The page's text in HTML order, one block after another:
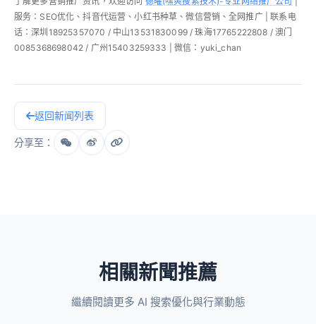
服务：SEO优化、抖音代运营、小红书种草、微信营销、全网推广 | 联系电
话：深圳18925357070 / 中山13531830099 / 珠海17765222808 / 澳门
0085368698042 / 广州15403259333 | 微信：yuki_chan
返回新闻列表
分享至：
相關新聞推薦
繼續閱讀更多 AI 搜索優化與行業動態